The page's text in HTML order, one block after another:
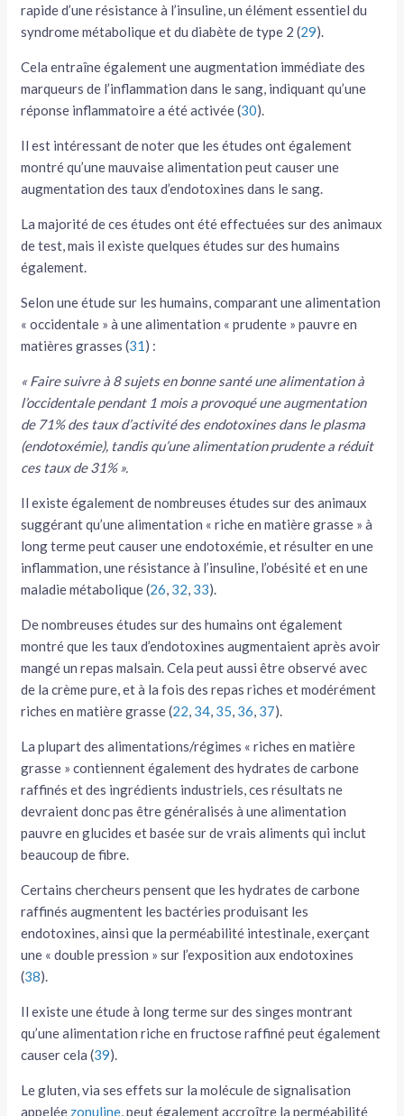
rapide d’une résistance à l’insuline, un élément essentiel du
syndrome métabolique et du diabète de type 2 (29).
Cela entraîne également une augmentation immédiate des
marqueurs de l’inflammation dans le sang, indiquant qu’une
réponse inflammatoire a été activée (30).
Il est intéressant de noter que les études ont également
montré qu’une mauvaise alimentation peut causer une
augmentation des taux d’endotoxines dans le sang.
La majorité de ces études ont été effectuées sur des animaux
de test, mais il existe quelques études sur des humains
également.
Selon une étude sur les humains, comparant une alimentation
« occidentale » à une alimentation « prudente » pauvre en
matières grasses (31) :
« Faire suivre à 8 sujets en bonne santé une alimentation à
l’occidentale pendant 1 mois a provoqué une augmentation
de 71% des taux d’activité des endotoxines dans le plasma
(endotoxémie), tandis qu’une alimentation prudente a réduit
ces taux de 31% ».
Il existe également de nombreuses études sur des animaux
suggérant qu’une alimentation « riche en matière grasse » à
long terme peut causer une endotoxémie, et résulter en une
inflammation, une résistance à l’insuline, l’obésité et en une
maladie métabolique (26, 32, 33).
De nombreuses études sur des humains ont également
montré que les taux d’endotoxines augmentaient après avoir
mangé un repas malsain. Cela peut aussi être observé avec
de la crème pure, et à la fois des repas riches et modérément
riches en matière grasse (22, 34, 35, 36, 37).
La plupart des alimentations/régimes « riches en matière
grasse » contiennent également des hydrates de carbone
raffinés et des ingrédients industriels, ces résultats ne
devraient donc pas être généralisés à une alimentation
pauvre en glucides et basée sur de vrais aliments qui inclut
beaucoup de fibre.
Certains chercheurs pensent que les hydrates de carbone
raffinés augmentent les bactéries produisant les
endotoxines, ainsi que la perméabilité intestinale, exerçant
une « double pression » sur l’exposition aux endotoxines
(38).
Il existe une étude à long terme sur des singes montrant
qu’une alimentation riche en fructose raffiné peut également
causer cela (39).
Le gluten, via ses effets sur la molécule de signalisation
appelée zonuline, peut également accroître la perméabilité